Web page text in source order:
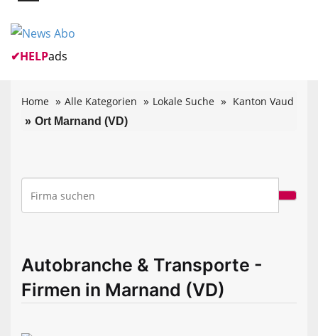
✔HELPads
Home Alle Kategorien Lokale Suche Kanton Vaud
Ort Marnand (VD)
Autobranche & Transporte -
Firmen in Marnand (VD)